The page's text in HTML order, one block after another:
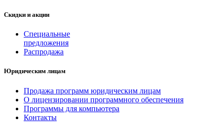
Скидки и акции
Специальные
предложения
Распродажа
Юридическим лицам
Продажа программ юридическим лицам
О лицензировании программного обеспечения
Программы для компьютера
Контакты